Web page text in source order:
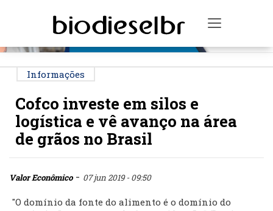
Toggle
Informações
Cofco investe em silos e
logística e vê avanço na área
de grãos no Brasil
Valor Econômico- 07 jun 2019 - 09:50
"O domínio da fonte do alimento é o domínio do